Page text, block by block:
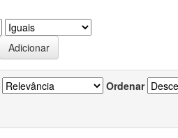
Ordenar